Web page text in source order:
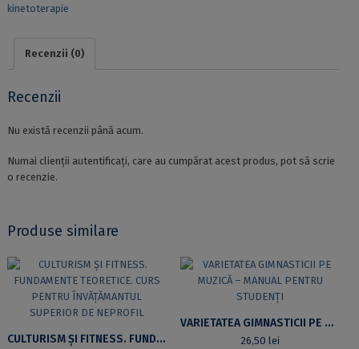
kinetoterapie
Recenzii (0)
Recenzii
Nu există recenzii până acum.
Numai clienții autentificați, care au cumpărat acest produs, pot să scrie
o recenzie.
Produse similare
CULTURISM ȘI FITNESS. FUNDAMENTE TEORETICE. CURS PENTRU ÎNVĂȚĂMANTUL SUPERIOR DE NEPROFIL
VARIETATEA GIMNASTICII PE MUZICĂ – MANUAL PENTRU STUDENȚI
26,50 lei